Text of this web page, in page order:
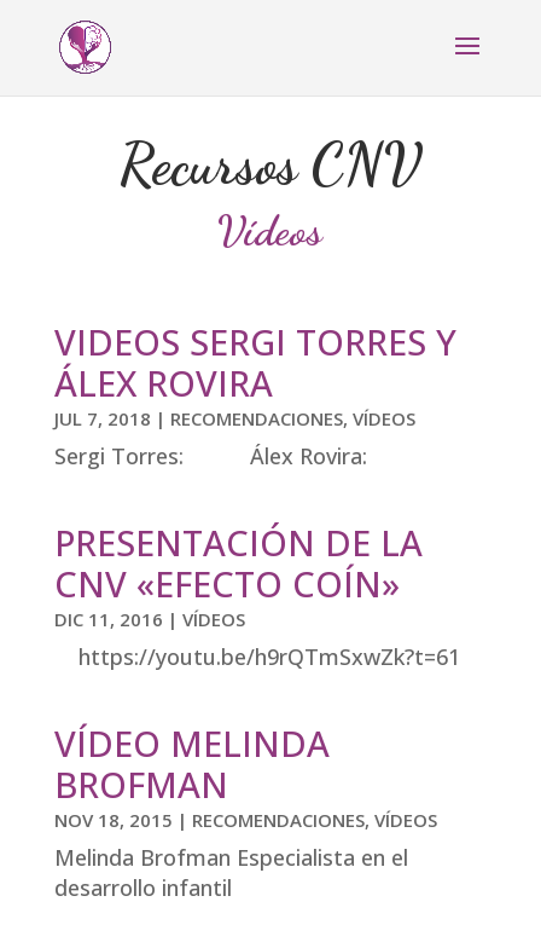
Recursos CNV
Vídeos
VIDEOS SERGI TORRES Y
ÁLEX ROVIRA
JUL 7, 2018 | RECOMENDACIONES, VÍDEOS
Sergi Torres: Álex Rovira:
PRESENTACIÓN DE LA
CNV «EFECTO COÍN»
DIC 11, 2016 | VÍDEOS
https://youtu.be/h9rQTmSxwZk?t=61
VÍDEO MELINDA
BROFMAN
NOV 18, 2015 | RECOMENDACIONES, VÍDEOS
Melinda Brofman Especialista en el
desarrollo infantil